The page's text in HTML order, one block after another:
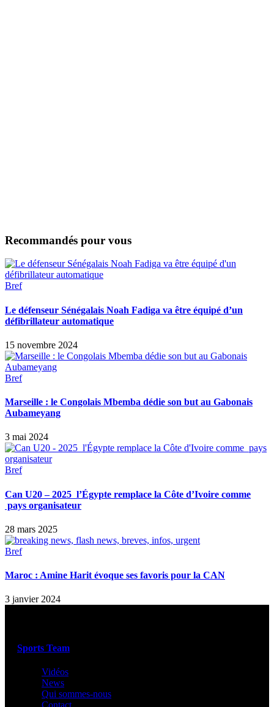
Recommandés pour vous
Bref
Le défenseur Sénégalais Noah Fadiga va être équipé d’un
défibrillateur automatique
15 novembre 2024
Bref
Marseille : le Congolais Mbemba dédie son but au Gabonais
Aubameyang
3 mai 2024
Bref
Can U20 – 2025 l’Égypte remplace la Côte d’Ivoire comme
pays organisateur
28 mars 2025
Bref
Maroc : Amine Harit évoque ses favoris pour la CAN
3 janvier 2024
Sports Team
Vidéos
News
Qui sommes-nous
Contact